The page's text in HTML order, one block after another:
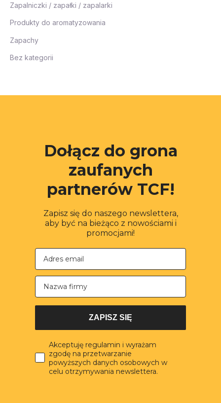
Zapalniczki / zapałki / zapalarki
Produkty do aromatyzowania
Zapachy
Bez kategorii
Dołącz do grona
zaufanych
partnerów TCF!
Zapisz się do naszego newslettera,
aby być na bieżąco z nowościami i
promocjami!
Nazwa firmy
ZAPISZ SIĘ
Akceptuję regulamin i wyrażam
zgodę na przetwarzanie
powyższych danych osobowych w
celu otrzymywania newslettera.